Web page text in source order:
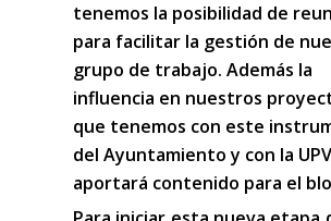
tenemos la posibilidad de
para facilitar la gestión de
grupo de trabajo. Además la
influencia en nuestros
que tenemos con este
del Ayuntamiento y con la
aportará contenido para el